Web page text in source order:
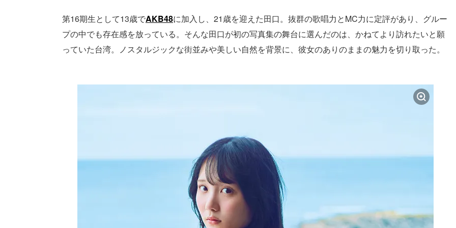
第16期生として13歳でAKB48に加入し、21歳を迎えた田口。抜群の歌唱力とMC力に定評があり、グルー
プの中でも存在感を放っている。そんな田口が初の写真集の舞台に選んだのは、かねてより訪れたいと願
っていた台湾。ノスタルジックな街並みや美しい自然を背景に、彼女のありのままの魅力を切り取った。